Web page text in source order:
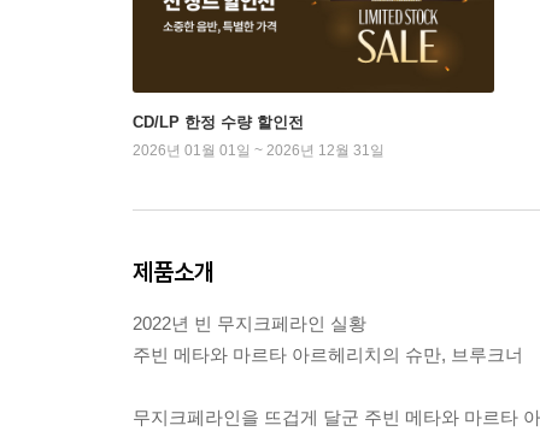
CD/LP 한정 수량 할인전
2026년 01월 01일 ~ 2026년 12월 31일
제품소개
2022년 빈 무지크페라인 실황
주빈 메타와 마르타 아르헤리치의 슈만, 브루크너
무지크페라인을 뜨겁게 달군 주빈 메타와 마르타